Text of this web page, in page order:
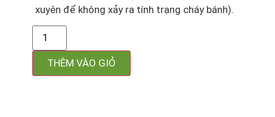
xuyên để không xảy ra tính trạng cháy bánh).
THÊM VÀO GIỎ